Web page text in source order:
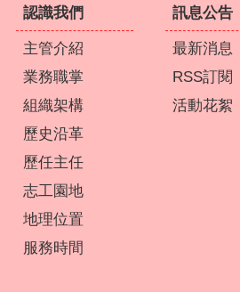
認識我們
主管介紹
業務職掌
組織架構
歷史沿革
歷任主任
志工園地
地理位置
服務時間
訊息公告
最新消息
RSS訂閱
活動花絮